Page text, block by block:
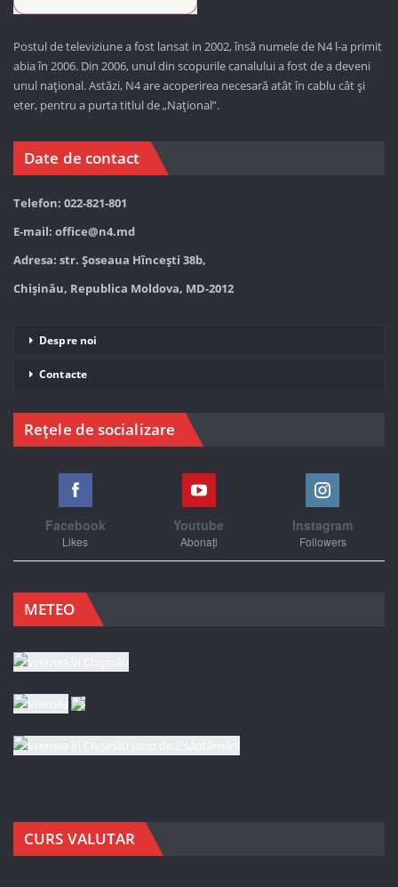
Postul de televiziune a fost lansat in 2002, însă numele de N4 l-a primit
abia în 2006. Din 2006, unul din scopurile canalului a fost de a deveni
unul național. Astăzi, N4 are acoperirea necesară atât în cablu cât și
eter, pentru a purta titlul de „Național”.
Date de contact
Telefon: 022-821-801
E-mail: office@n4.md
Adresa: str. Șoseaua Hînceşti 38b,
Chișinău, Republica Moldova, MD-2012
Despre noi
Contacte
Rețele de socializare
Facebook
Likes
Youtube
Abonați
Instagram
Followers
METEO
CURS VALUTAR